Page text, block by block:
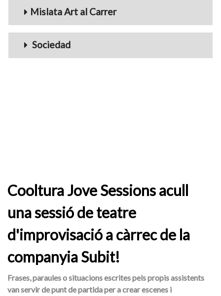
Mislata Art al Carrer
Sociedad
Cooltura Jove Sessions acull
una sessió de teatre
d'improvisació a càrrec de la
companyia Subit!
Frases, paraules o situacions escrites pels propis assistents
van servir de punt de partida per a crear escenes i